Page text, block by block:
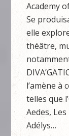
Academy
Se
elle
théâtre,
l’amène à
telles que
Aedes,
Adélys…